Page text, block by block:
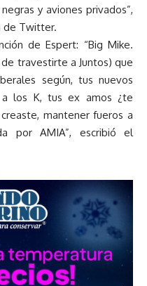
y aviones privados”,
de Twitter.
de Espert: “Big Mike.
travestirte a Juntos) que
según, tus nuevos
a los K, tus ex amos ¿te
mantener fueros a
por AMIA”, escribió el